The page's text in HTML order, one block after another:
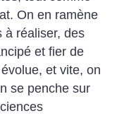
On en ramène
à réaliser, des
et fier de
et vite, on
se penche sur